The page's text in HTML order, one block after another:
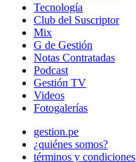
Tecnología
Club del Suscriptor
Mix
G de Gestión
Notas Contratadas
Podcast
Gestión TV
Videos
Fotogalerías
gestion.pe
¿quiénes somos?
términos y condiciones